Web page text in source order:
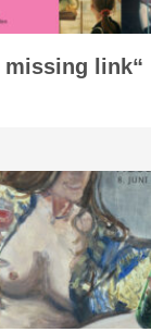
missing link“